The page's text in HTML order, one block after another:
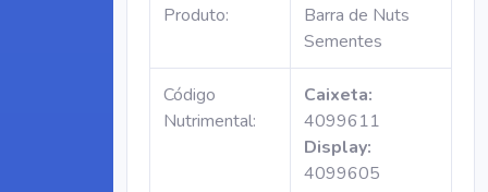
Produto:
Barra de Nuts
Sementes
Código
Nutrimental:
Caixeta:
4099611
Display:
4099605